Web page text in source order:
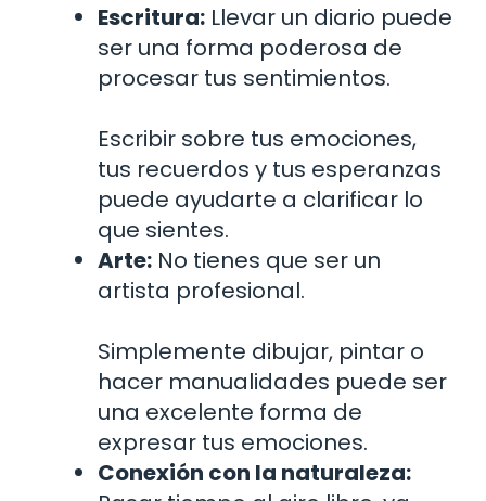
Escritura: Llevar un diario puede
ser una forma poderosa de
procesar tus sentimientos.
Escribir sobre tus emociones,
tus recuerdos y tus esperanzas
puede ayudarte a clarificar lo
que sientes.
Arte: No tienes que ser un
artista profesional.
Simplemente dibujar, pintar o
hacer manualidades puede ser
una excelente forma de
expresar tus emociones.
Conexión con la naturaleza: